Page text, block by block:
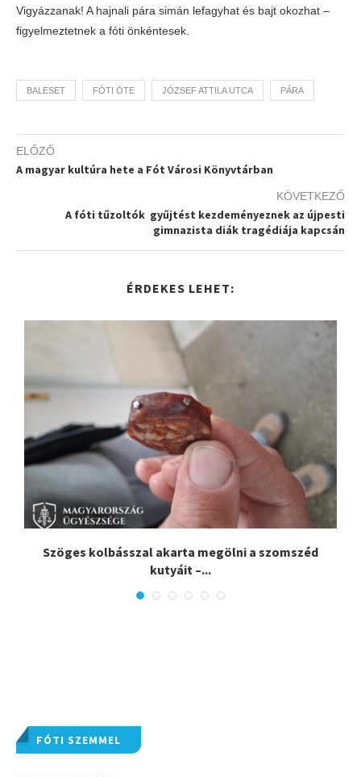
Vigyázzanak! A hajnali pára simán lefagyhat és bajt okozhat –
figyelmeztetnek a fóti önkéntesek.
BALESET FÓTI ÖTE JÓZSEF ATTILA UTCA PÁRA
ELŐZŐ
A magyar kultúra hete a Fót Városi Könyvtárban
KÖVETKEZŐ
A fóti tűzoltók gyűjtést kezdeményeznek az újpesti
gimnazista diák tragédiája kapcsán
ÉRDEKES LEHET:
Szöges kolbásszal akarta megölni a szomszéd
kutyáit –...
FÓTI SZEMMEL